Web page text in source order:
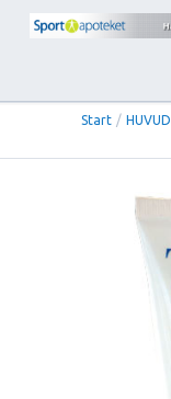
Start / HUVUD